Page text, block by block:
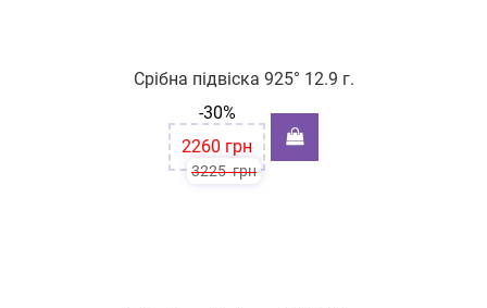
Срібна підвіска 925° 12.9 г.
3225грн
-30%
2260 грн